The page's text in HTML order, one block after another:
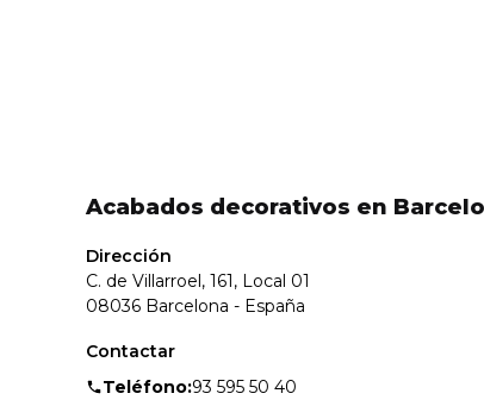
Acabados decorativos en
Dirección
C. de Villarroel, 161, Local 01
08036 Barcelona - España
Contactar
Teléfono:93 595 50 40